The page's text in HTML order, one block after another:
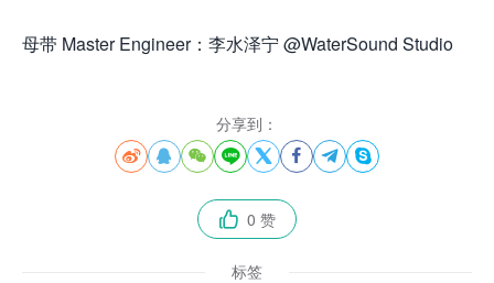
母带 Master Engineer：李水泽宁 @WaterSound Studio
分享到：
       
 0 赞
标签